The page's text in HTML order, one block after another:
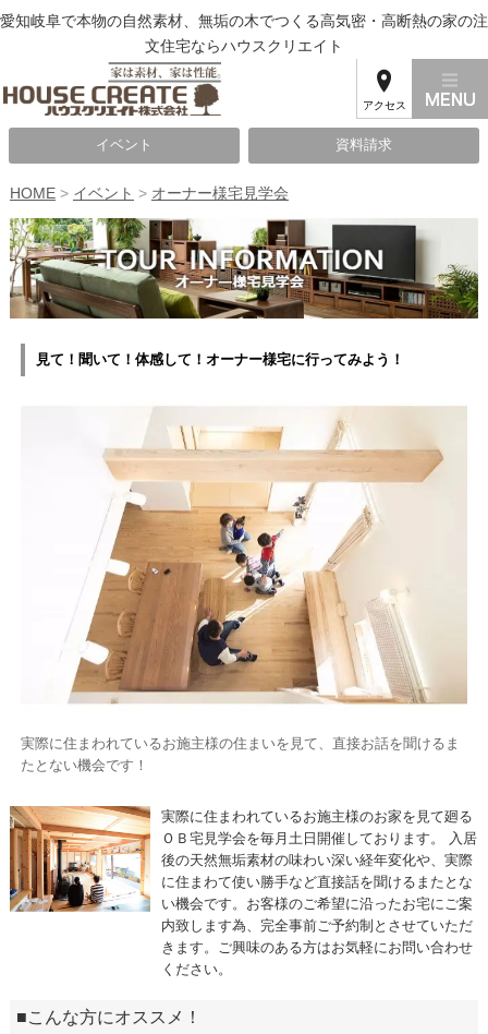
愛知岐阜で本物の自然素材、無垢の木でつくる高気密・高断熱の家の注
文住宅ならハウスクリエイト
アクセス
イベント 資料請求
HOME > イベント > オーナー様宅見学会
見て！聞いて！体感して！オーナー様宅に行ってみよう！
実際に住まわれているお施主様の住まいを見て、直接お話を聞けるま
たとない機会です！
実際に住まわれているお施主様のお家を見て廻る
ＯＢ宅見学会を毎月土日開催しております。 入居
後の天然無垢素材の味わい深い経年変化や、実際
に住まわて使い勝手など直接話を聞けるまたとな
い機会です。お客様のご希望に沿ったお宅にご案
内致します為、完全事前ご予約制とさせていただ
きます。ご興味のある方はお気軽にお問い合わせ
ください。
■こんな方にオススメ！